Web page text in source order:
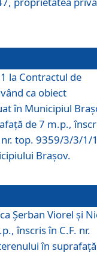
la Contractul de
ca obiect
în Municipiul
de 7 m.p.,
nr. top. 9359/3/3/1/
Brașov.
Șerban Viorel și
înscris în C.F. nr.
în